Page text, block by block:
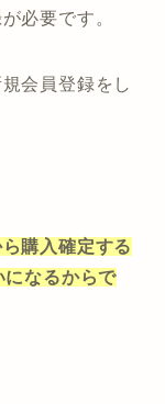
必要です。
会員登録をし
購入確定する
になるからで